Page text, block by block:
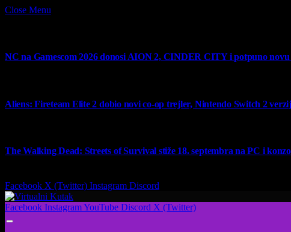
Close Menu
NC na Gamescom 2026 donosi AION 2, CINDER CITY i potpuno
Aliens: Fireteam Elite 2 dobio novi co-op trejler, Nintendo Switch 2
The Walking Dead: Streets of Survival stiže 18. septembra na PC i
Facebook X (Twitter) Instagram Discord
Facebook InstagramYouTube Discord X (Twitter)